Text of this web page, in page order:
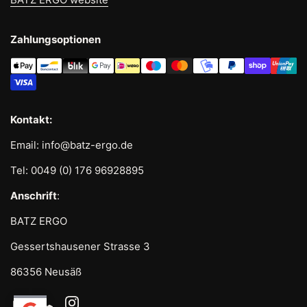
VLUV BOLs in 70-75cm sind ausschließlich mit
da ansonsten die Sitzposition zu hoch ist.
** Lieferzeit ca. 1 Woche **
Zahlungsoptionen
Kontakt:
Email: info@batz-ergo.de
Tel: 0049 (0) 176 96928895
Anschrift:
BATZ ERGO
Gessertshausener Strasse 3
86356 Neusäß